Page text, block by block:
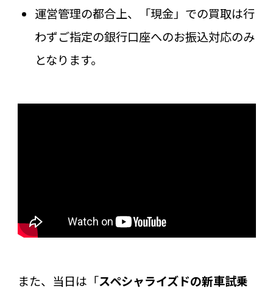
運営管理の都合上、「現金」での買取は行
わずご指定の銀行口座へのお振込対応のみ
となります。
また、当日は「スペシャライズドの新車試乗